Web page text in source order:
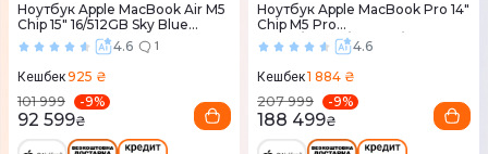
Ноутбук Apple MacBook Air M5
Chip 15" 16/512GB Sky Blue
(MDVQ4) 20264.6 1
Кешбек925 ₴
101 999
-9%
92 599₴
Ноутбук Apple MacBook Pro 14"
Chip M5 Pro
15CPU/16GPU/24RAM/2TB
Space Black (MJLW4) 2026
4.6
Кешбек1 884 ₴
207 999
-9%
188 499₴